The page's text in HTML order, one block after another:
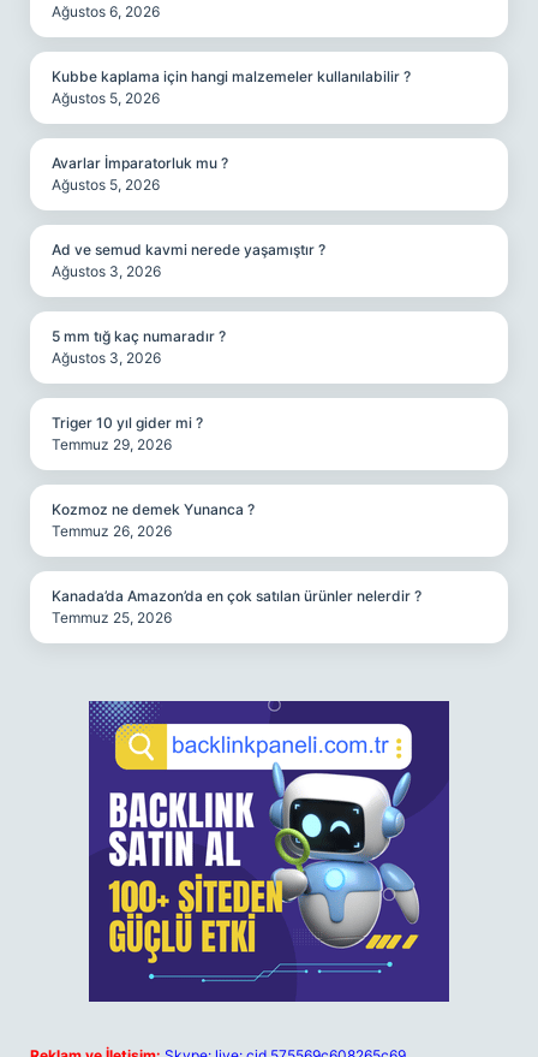
Ağustos 6, 2026
Kubbe kaplama için hangi malzemeler kullanılabilir ?
Ağustos 5, 2026
Avarlar İmparatorluk mu ?
Ağustos 5, 2026
Ad ve semud kavmi nerede yaşamıştır ?
Ağustos 3, 2026
5 mm tığ kaç numaradır ?
Ağustos 3, 2026
Triger 10 yıl gider mi ?
Temmuz 29, 2026
Kozmoz ne demek Yunanca ?
Temmuz 26, 2026
Kanada’da Amazon’da en çok satılan ürünler nelerdir ?
Temmuz 25, 2026